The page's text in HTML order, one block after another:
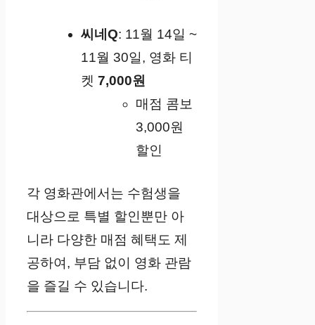
씨네Q: 11월 14일 ~
11월 30일, 영화 티
켓7,000원
매점 콤보
3,000원
할인
각 영화관에서는 수험생을
대상으로 특별 할인뿐만 아
니라 다양한 매점 혜택도 제
공하여, 부담 없이 영화 관람
을 즐길 수 있습니다.